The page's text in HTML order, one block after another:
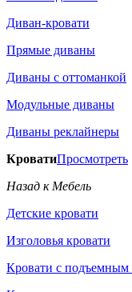
Диван-кровати
Прямые диваны
Диваны с оттоманкой
Модульные диваны
Диваны реклайнеры
КроватиПросмотреть
Назад к Мебель
Детские кровати
Изголовья кровати
Кровати с подъемным